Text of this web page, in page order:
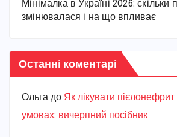
Мінімалка в Україні 2026: скільки
змінювалася і на що впливає
Останні коментарі
Ольга до Як лікувати
умовах: вичерпний посібник